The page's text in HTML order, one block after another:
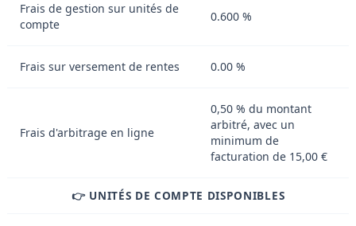
Frais de gestion sur unités de
compte
0.600 %
Frais sur versement de rentes 0.00 %
Frais d'arbitrage en ligne
0,50 % du montant
arbitré, avec un
minimum de
facturation de 15,00 €
👉 UNITÉS DE COMPTE DISPONIBLES